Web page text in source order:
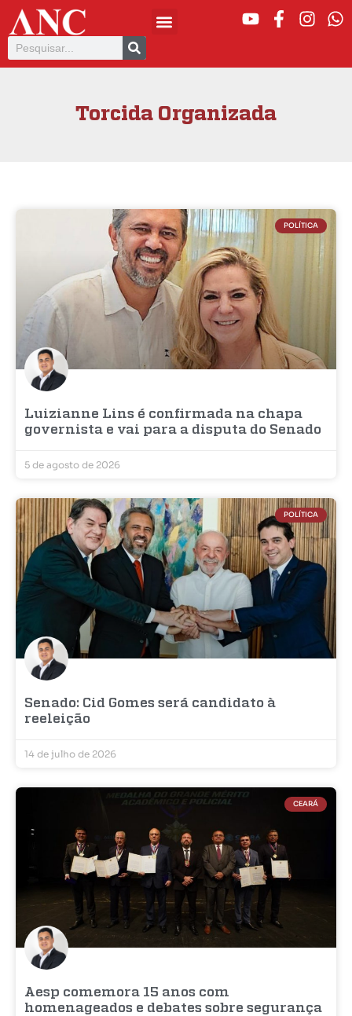
Torcida Organizada
POLÍTICA
Luizianne Lins é confirmada na chapa
governista e vai para a disputa do Senado
5 de agosto de 2026
POLÍTICA
Senado: Cid Gomes será candidato à
reeleição
14 de julho de 2026
CEARÁ
Aesp comemora 15 anos com
homenageados e debates sobre segurança